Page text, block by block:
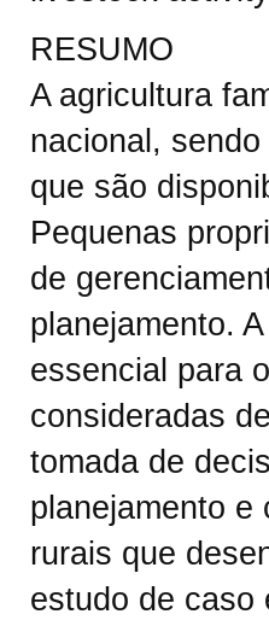
RESUMO
A agricultura
nacional,
que são
Pequenas
de
planejamento.
essencial para
consideradas
tomada de
planejamento e
rurais que
estudo de caso